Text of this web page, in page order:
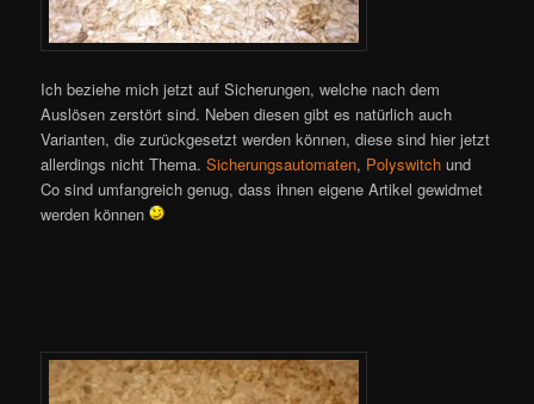
Ich beziehe mich jetzt auf Sicherungen, welche nach dem
Auslösen zerstört sind. Neben diesen gibt es natürlich auch
Varianten, die zurückgesetzt werden können, diese sind hier jetzt
allerdings nicht Thema.Sicherungsautomaten, Polyswitch und
Co sind umfangreich genug, dass ihnen eigene Artikel gewidmet
werden können